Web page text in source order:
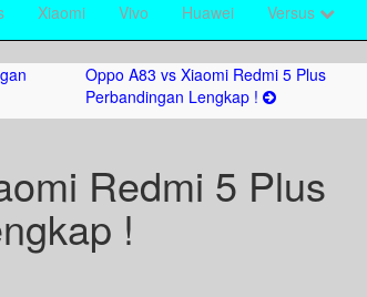
Xiaomi Vivo Huawei Versus
Oppo A83 vs Xiaomi Redmi 5 Plus
Perbandingan Lengkap !
Redmi 5 Plus
!